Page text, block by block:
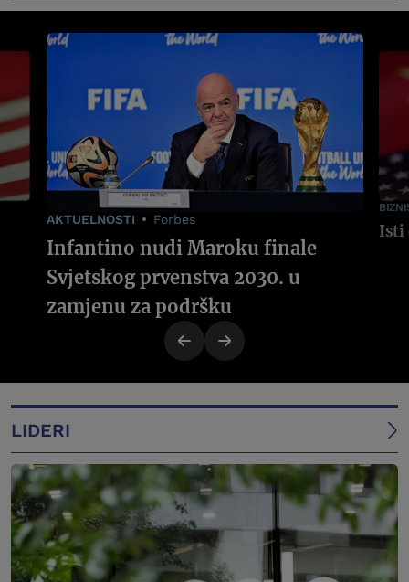
AKTUELNOSTI Forbes
Infantino nudi Maroku finale
Svjetskog prvenstva 2030. u
zamjenu za podršku
LIDERI